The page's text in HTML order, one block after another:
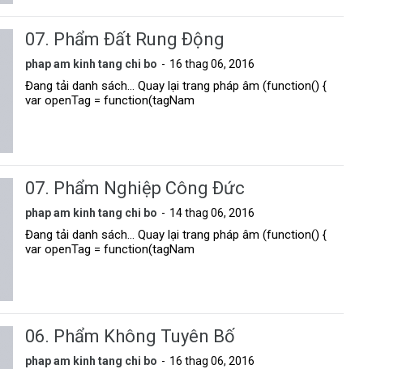
07. Phẩm Ðất Rung Ðộng
phap am kinh tang chi bo 16 thag 06, 2016
Đang tải danh sách... Quay lại trang pháp âm (function() {
var openTag = function(tagNam
07. Phẩm Nghiệp Công Ðức
phap am kinh tang chi bo 14 thag 06, 2016
Đang tải danh sách... Quay lại trang pháp âm (function() {
var openTag = function(tagNam
06. Phẩm Không Tuyên Bố
phap am kinh tang chi bo 16 thag 06, 2016